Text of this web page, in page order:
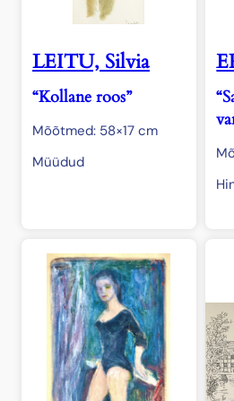
LEITU, Silvia
“Kollane roos”
Mõõtmed: 58×17 cm
Müüdud